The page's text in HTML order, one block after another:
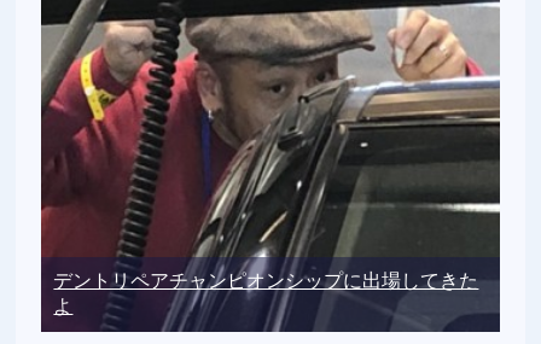
デントリペアチャンピオンシップに出場してきた
よ